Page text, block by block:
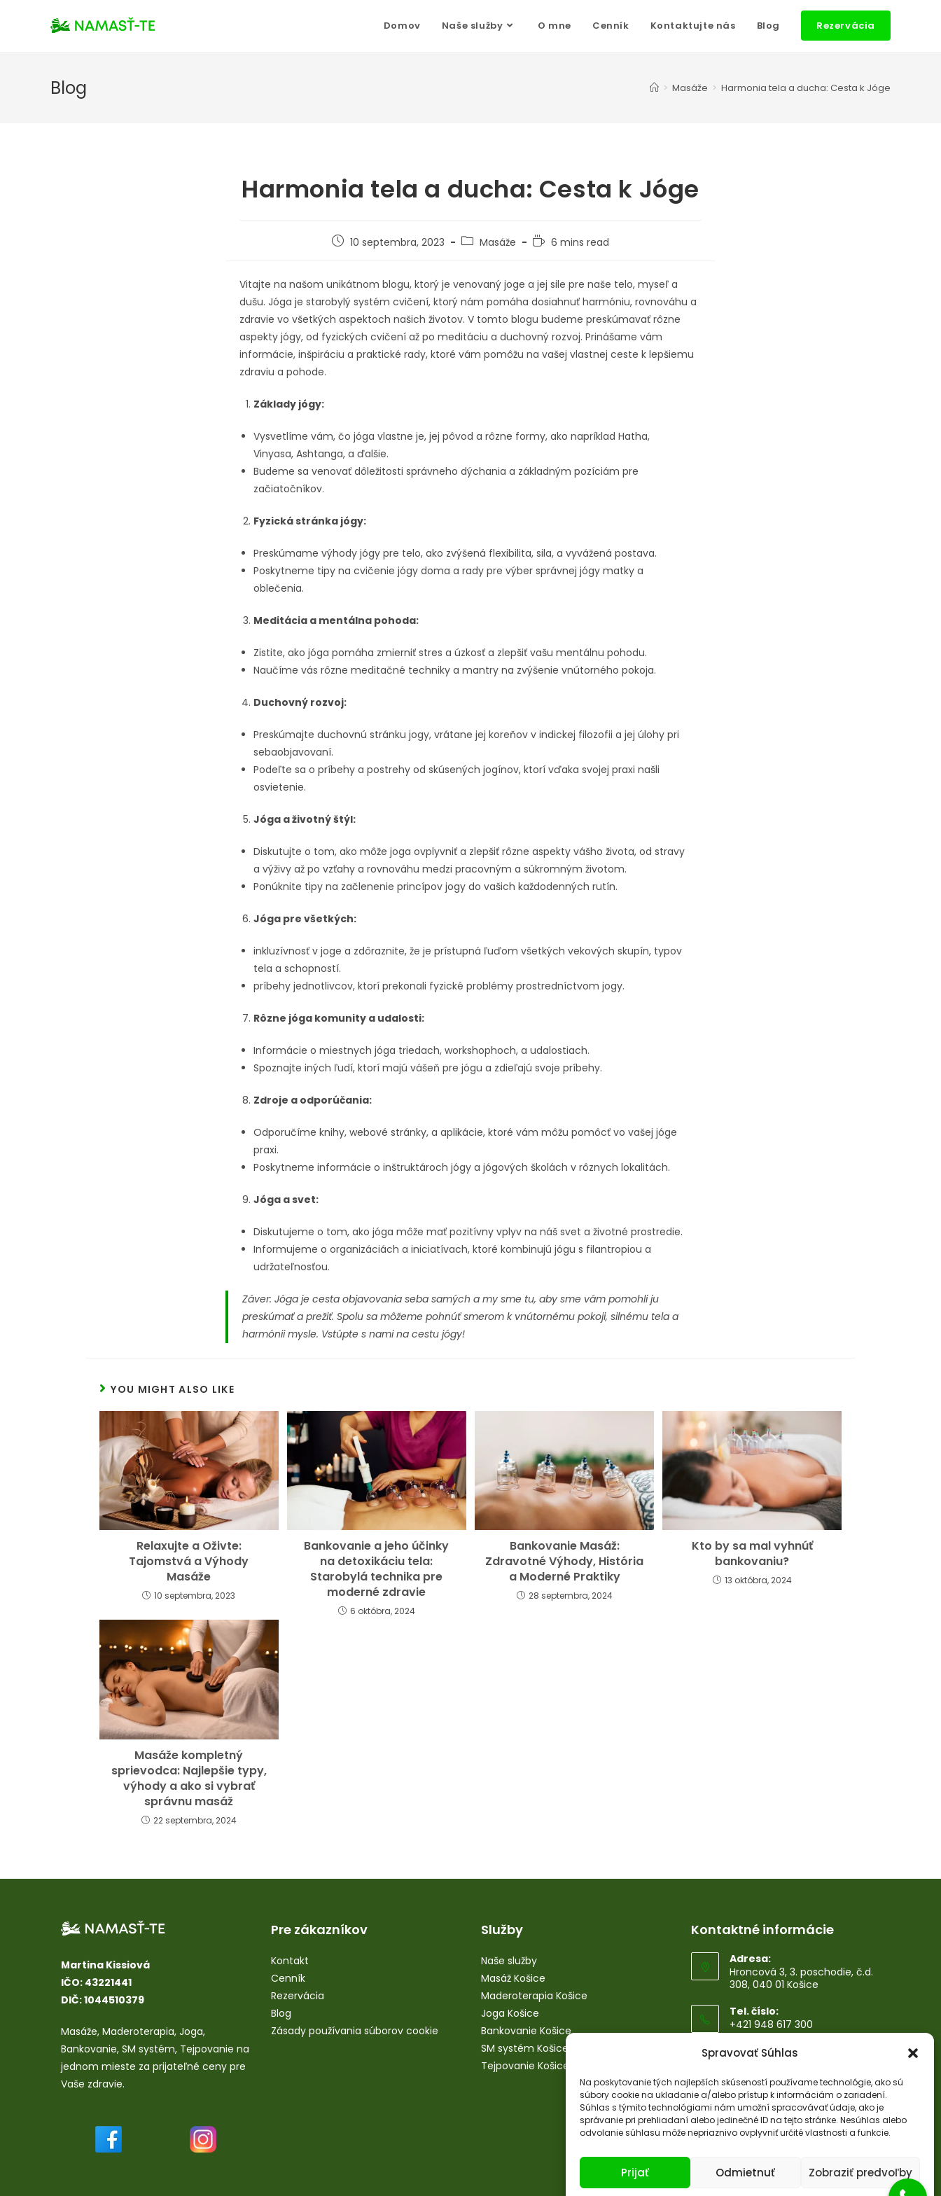
Spravovať Súhlas
Na poskytovanie tých najlepších skúseností používame technológie, ako sú
súbory cookie na ukladanie a/alebo prístup k informáciám o zariadení.
Súhlas s týmito technológiami nám umožní spracovávať údaje, ako je
správanie pri prehliadaní alebo jedinečné ID na tejto stránke. Nesúhlas alebo
odvolanie súhlasu môže nepriaznivo ovplyvniť určité vlastnosti a funkcie.
Prijať Odmietnuť Zobraziť predvoľby
Domov Naše služby O mne Cenník Kontaktujte nás Blog Rezervácia
Blog > Masáže > Harmonia tela a ducha: Cesta k Jóge
Harmonia tela a ducha: Cesta k Jóge
10 septembra, 2023 Masáže 6 mins read
Vitajte na našom unikátnom blogu, ktorý je venovaný joge a jej sile pre naše telo, myseľ a
dušu. Jóga je starobylý systém cvičení, ktorý nám pomáha dosiahnuť harmóniu, rovnováhu a
zdravie vo všetkých aspektoch našich životov. V tomto blogu budeme preskúmavať rôzne
aspekty jógy, od fyzických cvičení až po meditáciu a duchovný rozvoj. Prinášame vám
informácie, inšpiráciu a praktické rady, ktoré vám pomôžu na vašej vlastnej ceste k lepšiemu
zdraviu a pohode.
Základy jógy:
Vysvetlíme vám, čo jóga vlastne je, jej pôvod a rôzne formy, ako napríklad Hatha,
Vinyasa, Ashtanga, a ďalšie.
Budeme sa venovať dôležitosti správneho dýchania a základným pozíciám pre
začiatočníkov.
Fyzická stránka jógy:
Preskúmame výhody jógy pre telo, ako zvýšená flexibilita, sila, a vyvážená postava.
Poskytneme tipy na cvičenie jógy doma a rady pre výber správnej jógy matky a
oblečenia.
Meditácia a mentálna pohoda:
Zistite, ako jóga pomáha zmierniť stres a úzkosť a zlepšiť vašu mentálnu pohodu.
Naučíme vás rôzne meditačné techniky a mantry na zvýšenie vnútorného pokoja.
Duchovný rozvoj:
Preskúmajte duchovnú stránku jogy, vrátane jej koreňov v indickej filozofii a jej úlohy pri
sebaobjavovaní.
Podeľte sa o príbehy a postrehy od skúsených jogínov, ktorí vďaka svojej praxi našli
osvietenie.
Jóga a životný štýl:
Diskutujte o tom, ako môže joga ovplyvniť a zlepšiť rôzne aspekty vášho života, od stravy
a výživy až po vzťahy a rovnováhu medzi pracovným a súkromným životom.
Ponúknite tipy na začlenenie princípov jogy do vašich každodenných rutín.
Jóga pre všetkých:
inkluzívnosť v joge a zdôraznite, že je prístupná ľuďom všetkých vekových skupín, typov
tela a schopností.
príbehy jednotlivcov, ktorí prekonali fyzické problémy prostredníctvom jogy.
Rôzne jóga komunity a udalosti:
Informácie o miestnych jóga triedach, workshophoch, a udalostiach.
Spoznajte iných ľudí, ktorí majú vášeň pre jógu a zdieľajú svoje príbehy.
Zdroje a odporúčania:
Odporučíme knihy, webové stránky, a aplikácie, ktoré vám môžu pomôcť vo vašej jóge
praxi.
Poskytneme informácie o inštruktároch jógy a jógových školách v rôznych lokalitách.
Jóga a svet:
Diskutujeme o tom, ako jóga môže mať pozitívny vplyv na náš svet a životné prostredie.
Informujeme o organizáciách a iniciatívach, ktoré kombinujú jógu s filantropiou a
udržateľnosťou.
Záver: Jóga je cesta objavovania seba samých a my sme tu, aby sme vám pomohli ju
preskúmať a prežiť. Spolu sa môžeme pohnúť smerom k vnútornému pokoji, silnému tela a
harmónii mysle. Vstúpte s nami na cestu jógy!
YOU MIGHT ALSO LIKE
Relaxujte a Oživte:
Tajomstvá a Výhody
Masáže
10 septembra, 2023
Bankovanie a jeho účinky
na detoxikáciu tela:
Starobylá technika pre
moderné zdravie
6 októbra, 2024
Bankovanie Masáž:
Zdravotné Výhody, História
a Moderné Praktiky
28 septembra, 2024
Kto by sa mal vyhnúť
bankovaniu?
13 októbra, 2024
Masáže kompletný
sprievodca: Najlepšie typy,
výhody a ako si vybrať
správnu masáž
22 septembra, 2024
Martina Kissiová
IČO: 43221441
DIČ: 1044510379
Masáže, Maderoterapia, Joga,
Bankovanie, SM systém, Tejpovanie na
jednom mieste za prijateľné ceny pre
Vaše zdravie.
Pre zákazníkov
Kontakt
Cenník
Rezervácia
Blog
Zásady používania súborov cookie
Služby
Naše služby
Masáž Košice
Maderoterapia Košice
Joga Košice
Bankovanie Košice
SM systém Košice
Tejpovanie Košice
Kontaktné informácie
Adresa:
Hroncová 3, 3. poschodie, č.d.
308, 040 01 Košice
Tel. číslo:
+421 948 617 300
Email: